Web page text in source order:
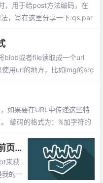
，用于给post方法编码，在
，写在这里分享一下:qs.par
blob或者file读取成一个url
用url的地方，比如img的src
如果要在URL中传递这些特
编码的格式为：%加字符的
html 获取url地址_js获取当前页面的url网址信息汇总
来获
我的一